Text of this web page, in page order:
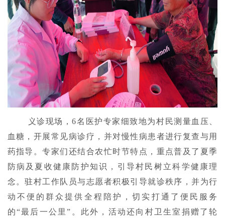
义诊现场，6名医护专家细致地为村民测量血压、
血糖，开展常见病诊疗，并对慢性病患者进行复查与用
药指导。专家们还结合农忙时节特点，重点普及了夏季
防病及夏收健康防护知识，引导村民树立科学健康理
念。驻村工作队员与志愿者积极引导就诊秩序，并为行
动不便的群众提供全程陪护，切实打通了便民服务
的“最后一公里”。此外，活动还向村卫生室捐赠了轮